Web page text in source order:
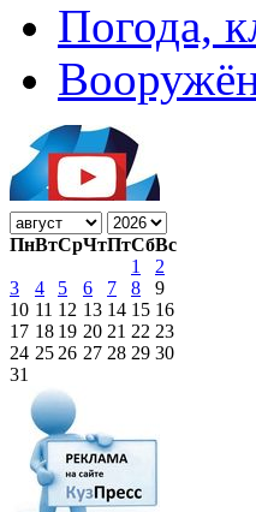
Погода,
ПнВтСрЧтПтСбВс
1
2
3
4 5 6 7 8
9
10 11 12 13 14 15 16
17 18 19 20 21 22 23
24 25 26 27 28 29 30
31